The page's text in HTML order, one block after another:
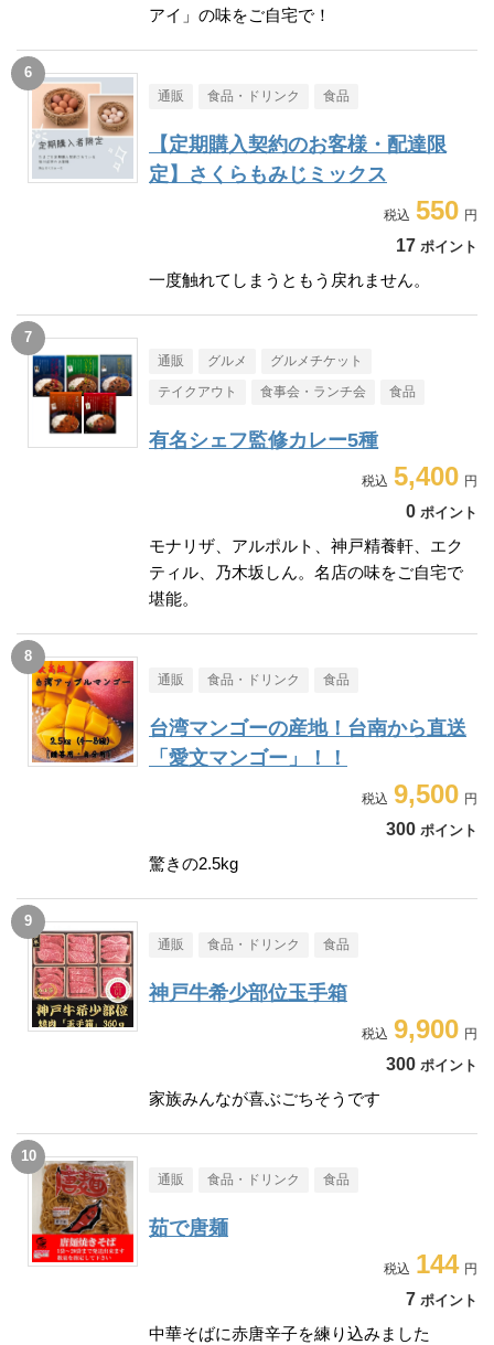
アイ」の味をご自宅で！
通販 食品・ドリンク 食品
【定期購入契約のお客様・配達限
定】さくらもみじミックス
550
17 ポイント
一度触れてしまうともう戻れません。
通販 グルメ グルメチケット
テイクアウト 食事会・ランチ会 食品
有名シェフ監修カレー5種
5,400
0 ポイント
モナリザ、アルポルト、神戸精養軒、エク
ティル、乃木坂しん。名店の味をご自宅で
堪能。
通販 食品・ドリンク 食品
台湾マンゴーの産地！台南から直送
「愛文マンゴー」！！
9,500
300 ポイント
驚きの2.5kg
通販 食品・ドリンク 食品
神戸牛希少部位玉手箱
9,900
300 ポイント
家族みんなが喜ぶごちそうです
通販 食品・ドリンク 食品
茹で唐麺
144
7 ポイント
中華そばに赤唐辛子を練り込みました